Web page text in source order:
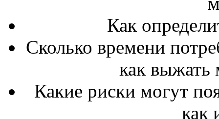
Как
Сколько времени
как
Какие риски могут
как